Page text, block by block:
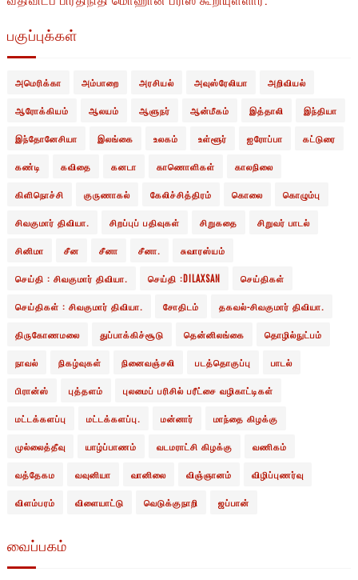
பகுப்புக்கள்
அமெரிக்கா அம்பாறை அரசியல் அவுஸ்ரேலியா அறிவியல்
ஆரோக்கியம் ஆலயம் ஆளுநர் ஆன்மீகம் இத்தாலி இந்தியா
இந்தோனேசியா இலங்கை உலகம் உள்ளூர் ஐரோப்பா கட்டுரை
கண்டி கவிதை கனடா காணொளிகள் காலநிலை
கிளிநொச்சி குருணாகல் கேலிச்சித்திரம் கொலை கொழும்பு
சிவகுமார் திவியா. சிறப்புப் பதிவுகள் சிறுகதை சிறுவர் பாடல்
சினிமா சீன சீனா சீனா. சுவாரஸ்யம்
செய்தி : சிவகுமார் திவியா. செய்தி :DILAXSAN செய்திகள்
செய்திகள் : சிவகுமார் திவியா. சோதிடம் தகவல்-சிவகுமார் திவியா.
திருகோணமலை துப்பாக்கிச்சூடு தென்னிலங்கை தொழில்நுட்பம்
நாவல் நிகழ்வுகள் நினைவஞ்சலி படத்தொகுப்பு பாடல்
பிரான்ஸ் புத்தளம் புலமைப் பரிசில் பரீட்சை வழிகாட்டிகள்
மட்டக்களப்பு மட்டக்களப்பு. மன்னார் மாந்தை கிழக்கு
முல்லைத்தீவு யாழ்ப்பாணம் வடமராட்சி கிழக்கு வணிகம்
வத்தேகம வவுனியா வானிலை விஞ்ஞானம் விழிப்புணர்வு
விளம்பரம் விளையாட்டு வெடுக்குநாறி ஜப்பான்
வைப்பகம்